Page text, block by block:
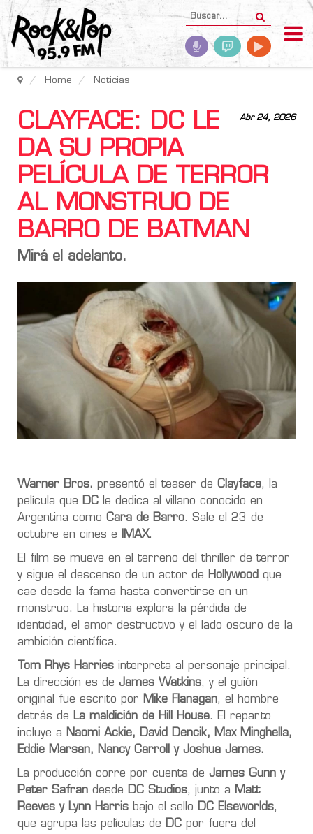
Home Noticias
Abr 24, 2026
CLAYFACE: DC LE
DA SU PROPIA
PELÍCULA DE TERROR
AL MONSTRUO DE
BARRO DE BATMAN
Mirá el adelanto.
Warner Bros. presentó el teaser de Clayface, la
película que DC le dedica al villano conocido en
Argentina como Cara de Barro. Sale el 23 de
octubre en cines e
IMAX.
El film se mueve en el terreno del thriller de terror
y sigue el descenso de un actor de Hollywood que
cae desde la fama hasta convertirse en un
monstruo. La historia explora la pérdida de
identidad, el amor destructivo y el lado oscuro de la
ambición científica.
Tom Rhys Harries interpreta al personaje principal.
La dirección es de James Watkins, y el guión
original fue escrito por
Mike Flanagan, el hombre
detrás de La maldición de Hill House. El reparto
incluye a
Naomi Ackie, David Dencik, Max Minghella,
Eddie Marsan, Nancy Carroll y Joshua James.
La producción corre por cuenta de James Gunn y
Peter Safran desde DC Studios, junto a
Matt
Reeves y Lynn Harris bajo el sello DC Elseworlds,
que agrupa las películas de DC por fuera del